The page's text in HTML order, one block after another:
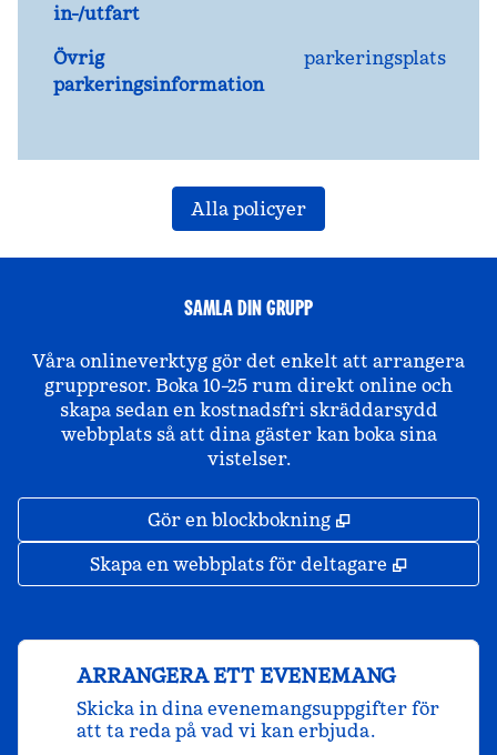
in-/utfart
Övrig
parkeringsinformation
parkeringsplats
Alla policyer
SAMLA DIN GRUPP
Våra onlineverktyg gör det enkelt att arrangera
gruppresor. Boka 10–25 rum direkt online och
skapa sedan en kostnadsfri skräddarsydd
webbplats så att dina gäster kan boka sina
vistelser.
Gör en blockbokning ,
Skapa en webbplats för deltagare ,
ARRANGERA ETT EVENEMANG
Skicka in dina evenemangsuppgifter för
att ta reda på vad vi kan erbjuda.